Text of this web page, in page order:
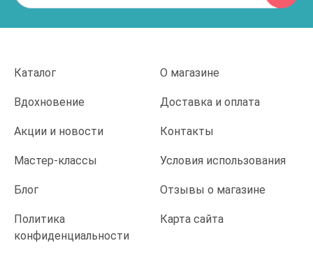
Каталог О магазине
Вдохновение Доставка и оплата
Акции и новости Контакты
Мастер-классы Условия использования
Блог Отзывы о магазине
Политика
конфиденциальности
Карта сайта